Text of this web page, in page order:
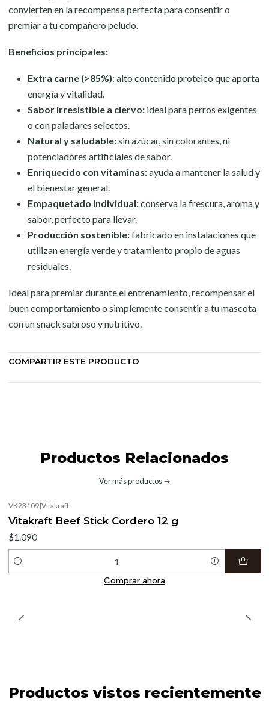
convierten en la recompensa perfecta para consentir o
premiar a tu compañero peludo.
Beneficios principales:
Extra carne (>85%): alto contenido proteico que aporta
energía y vitalidad.
Sabor irresistible a ciervo:ideal para perros exigentes
o con paladares selectos.
Natural y saludable:sin azúcar, sin colorantes, ni
potenciadores artificiales de sabor.
Enriquecido con vitaminas:ayuda a mantener la salud y
el bienestar general.
Empaquetado individual:conserva la frescura, aroma y
sabor, perfecto para llevar.
Producción sostenible:fabricado en instalaciones que
utilizan energía verde y tratamiento propio de aguas
residuales.
Ideal para premiar durante el entrenamiento, recompensar el
buen comportamiento o simplemente consentir a tu mascota
con un snack sabroso y nutritivo.
COMPARTIR ESTE PRODUCTO
Productos Relacionados
Ver más productos
VK23109|Vitakraft
Vitakraft Beef Stick Cordero 12 g
$1.090
Cantidad
Comprar ahora
Productos vistos recientemente